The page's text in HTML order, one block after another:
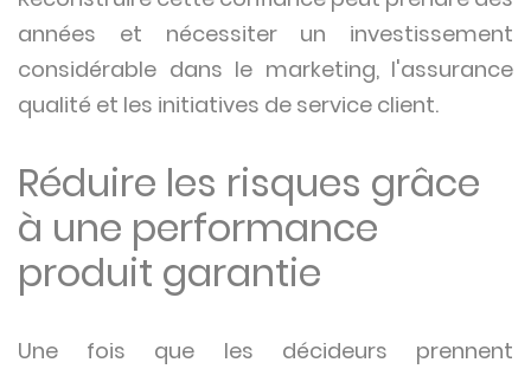
années et nécessiter un investissement
considérable dans le marketing, l'assurance
qualité et les initiatives de service client.
Réduire les risques grâce
à une performance
produit garantie
Une fois que les décideurs prennent